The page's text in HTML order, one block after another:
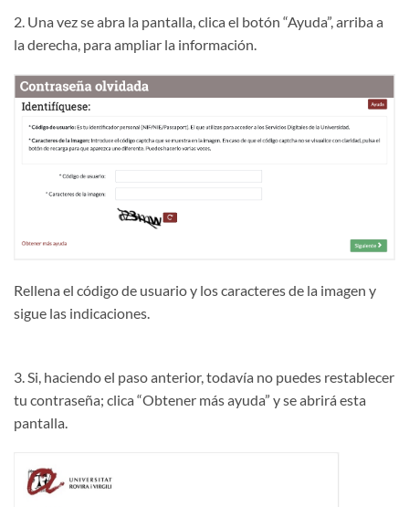
2. Una vez se abra la pantalla, clica el botón “Ayuda”, arriba a
la derecha, para ampliar la información.
Rellena el código de usuario y los caracteres de la imagen y
sigue las indicaciones.
3. Si, haciendo el paso anterior, todavía no puedes restablecer
tu contraseña; clica “Obtener más ayuda” y se abrirá esta
pantalla.